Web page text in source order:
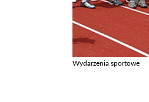
Wydarzenia sportowe